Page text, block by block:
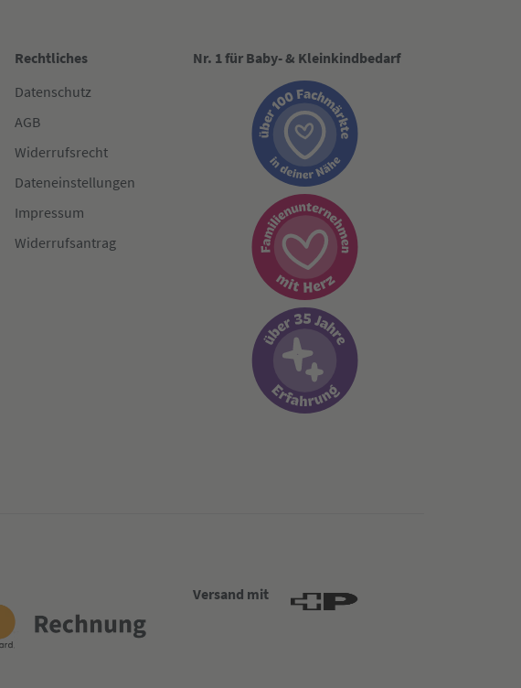
Rechtliches
Datenschutz
AGB
Widerrufsrecht
Dateneinstellungen
Impressum
Widerrufsantrag
Nr. 1 für Baby- & Kleinkindbedarf
Versand mit